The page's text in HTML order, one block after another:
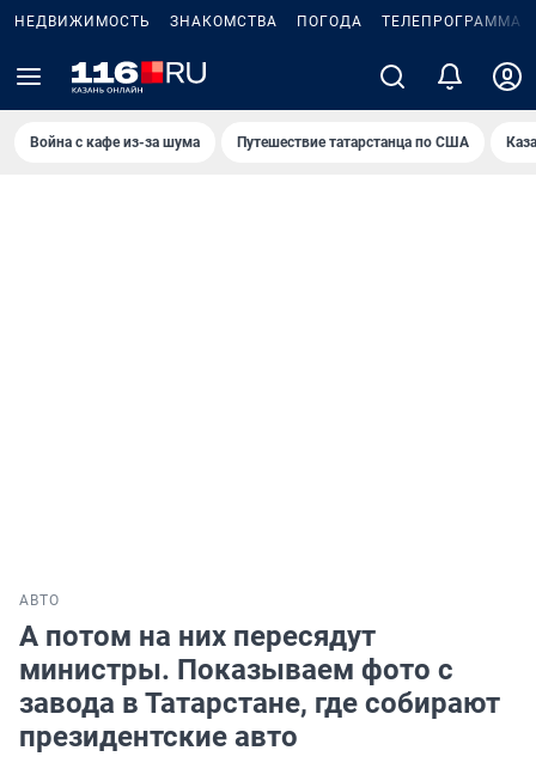
НЕДВИЖИМОСТЬ ЗНАКОМСТВА ПОГОДА ТЕЛЕПРОГРАММА
Война с кафе из-за шума Путешествие татарстанца по США
АВТО
А потом на них пересядут
министры. Показываем фото с
завода в Татарстане, где собирают
президентские авто